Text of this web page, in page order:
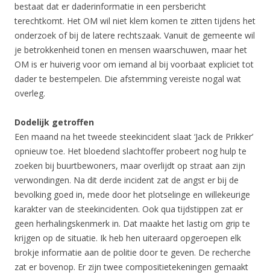
bestaat dat er daderinformatie in een persbericht
terechtkomt. Het OM wil niet klem komen te zitten tijdens het
onderzoek of bij de latere rechtszaak. Vanuit de gemeente wil
je betrokkenheid tonen en mensen waarschuwen, maar het
OM is er huiverig voor om iemand al bij voorbaat expliciet tot
dader te bestempelen. Die afstemming vereiste nogal wat
overleg.
Dodelijk getroffen
Een maand na het tweede steekincident slaat ‘Jack de Prikker’
opnieuw toe. Het bloedend slachtoffer probeert nog hulp te
zoeken bij buurtbewoners, maar overlijdt op straat aan zijn
verwondingen. Na dit derde incident zat de angst er bij de
bevolking goed in, mede door het plotselinge en willekeurige
karakter van de steekincidenten. Ook qua tijdstippen zat er
geen herhalingskenmerk in. Dat maakte het lastig om grip te
krijgen op de situatie. Ik heb hen uiteraard opgeroepen elk
brokje informatie aan de politie door te geven. De recherche
zat er bovenop. Er zijn twee compositietekeningen gemaakt